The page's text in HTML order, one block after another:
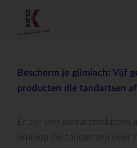
Bescherm je glimlach: Vijf
producten die tandartsen
Er zijn een aantal producten
omloop die tandartsen over